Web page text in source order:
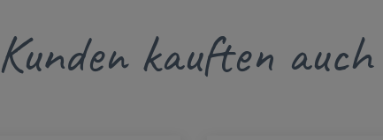
Kunden kauften auch